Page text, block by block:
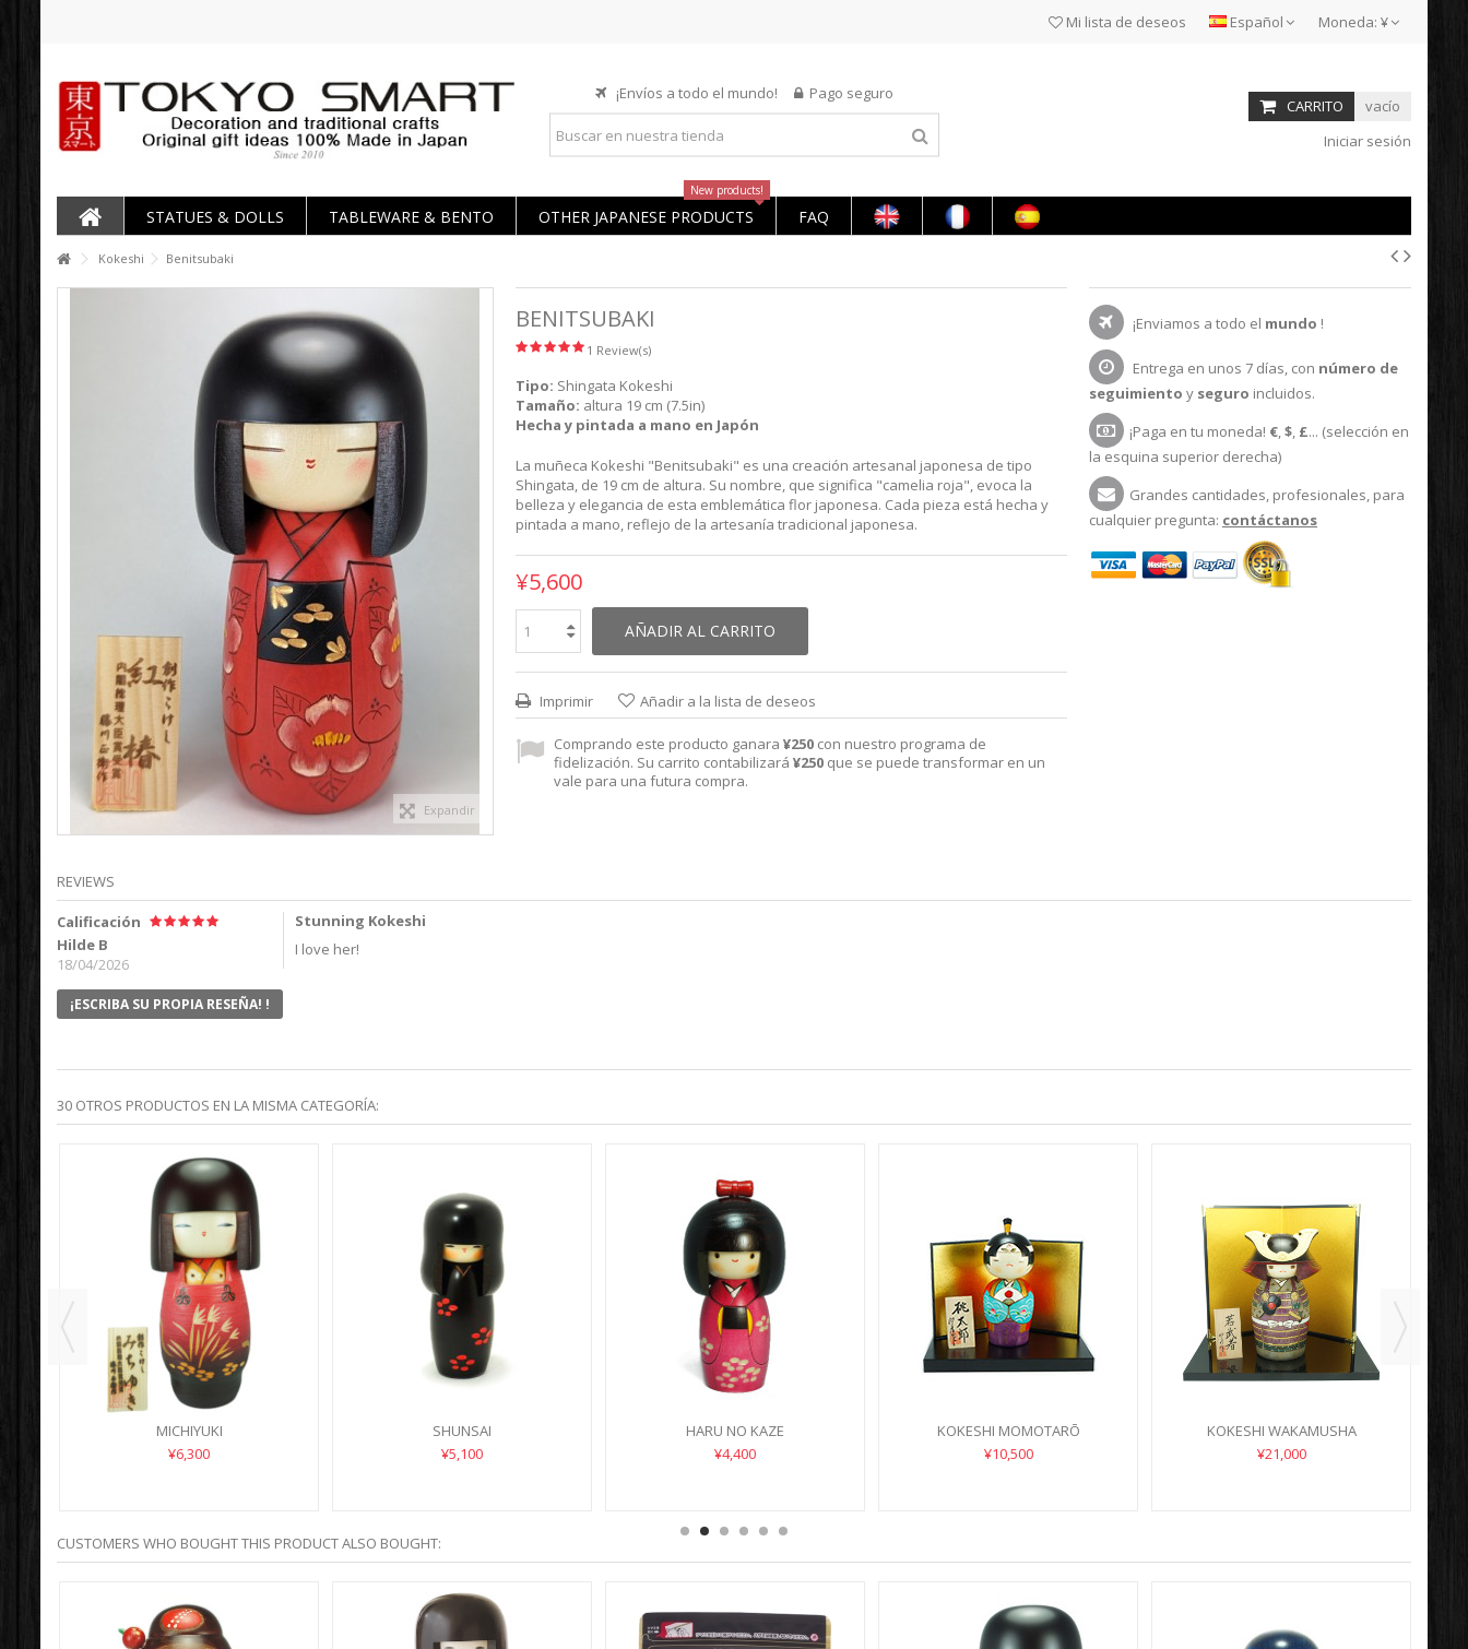
Moneda: ¥
Español
Mi lista de deseos
¡Envíos a todo el mundo! Pago seguro
CARRITO
vacío
Iniciar sesión
STATUES & DOLLS TABLEWARE & BENTO OTHER JAPANESE PRODUCTS
New products!
FAQ
Kokeshi Benitsubaki
Expandir
BENITSUBAKI
1 Review(s)
Tipo: Shingata Kokeshi
Tamaño: altura 19 cm (7.5in)
Hecha y pintada a mano en Japón
La muñeca Kokeshi "Benitsubaki" es una creación artesanal japonesa de tipo
Shingata, de 19 cm de altura. Su nombre, que significa "camelia roja", evoca la
belleza y elegancia de esta emblemática flor japonesa. Cada pieza está hecha y
pintada a mano, reflejo de la artesanía tradicional japonesa.
¥5,600
AÑADIR AL CARRITO
Imprimir Añadir a la lista de deseos
Comprando este producto ganara ¥250con nuestro programa de
fidelización. Su carrito contabilizará ¥250que se puede transformar en un
vale para una futura compra.
¡Enviamos a todo el mundo !
Entrega en unos 7 días, con número de
seguimiento y seguro incluidos.
¡Paga en tu moneda! €,$, £... (selección en
la esquina superior derecha)
Grandes cantidades, profesionales, para
cualquier pregunta: contáctanos
REVIEWS
Calificación
Hilde B
18/04/2026
Stunning Kokeshi
I love her!
¡ESCRIBA SU PROPIA RESEÑA! !
30 OTROS PRODUCTOS EN LA MISMA CATEGORÍA:
MICHIYUKI
¥6,300
SHUNSAI
¥5,100
HARU NO KAZE
¥4,400
KOKESHI MOMOTARŌ
¥10,500
KOKESHI WAKAMUSHA
¥21,000
CUSTOMERS WHO BOUGHT THIS PRODUCT ALSO BOUGHT: